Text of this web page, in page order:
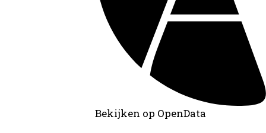
Bekijken op OpenData